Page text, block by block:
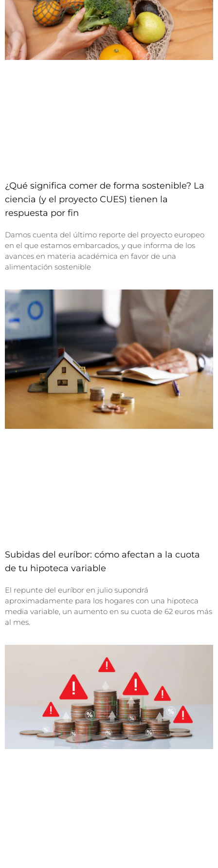
¿Qué significa comer de forma sostenible? La
ciencia (y el proyecto CUES) tienen la
respuesta por fin
Damos cuenta del último reporte del proyecto europeo
en el que estamos embarcados, y que informa de los
avances en materia académica en favor de una
alimentación sostenible
Subidas del euríbor: cómo afectan a la cuota
de tu hipoteca variable
El repunte del euríbor en julio supondrá
aproximadamente para los hogares con una hipoteca
media variable, un aumento en su cuota de 62 euros más
al mes.